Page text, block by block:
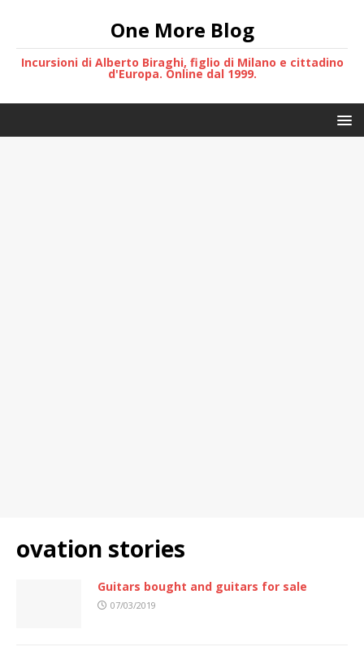
One More Blog
Incursioni di Alberto Biraghi, figlio di Milano e cittadino
d'Europa. Online dal 1999.
ovation stories
Guitars bought and guitars for sale
07/03/2019